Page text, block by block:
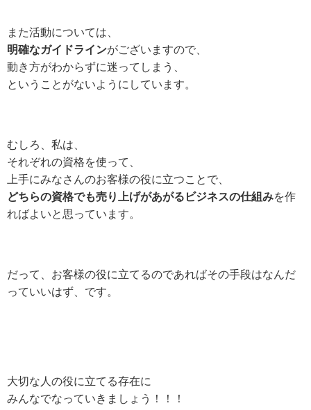
また活動については、
明確なガイドラインがございますので、
動き方がわからずに迷ってしまう、
ということがないようにしています。
むしろ、私は、
それぞれの資格を使って、
上手にみなさんのお客様の役に立つことで、
どちらの資格でも売り上げがあがるビジネスの仕組みを作
ればよいと思っています。
だって、お客様の役に立てるのであればその手段はなんだ
っていいはず、です。
大切な人の役に立てる存在に
みんなでなっていきましょう！！！